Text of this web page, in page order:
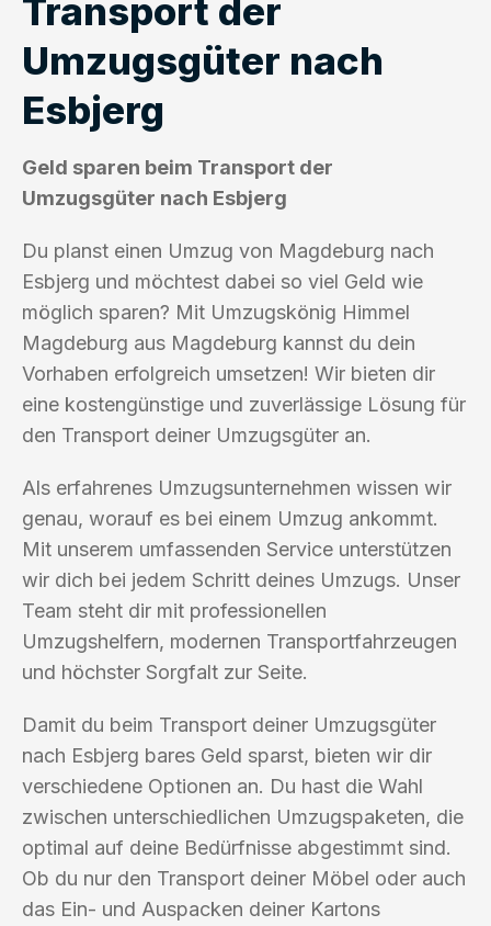
Transport der
Umzugsgüter nach
Esbjerg
Geld sparen beim Transport der
Umzugsgüter nach Esbjerg
Du planst einen Umzug von Magdeburg nach
Esbjerg und möchtest dabei so viel Geld wie
möglich sparen? Mit Umzugskönig Himmel
Magdeburg aus Magdeburg kannst du dein
Vorhaben erfolgreich umsetzen! Wir bieten dir
eine kostengünstige und zuverlässige Lösung für
den Transport deiner Umzugsgüter an.
Als erfahrenes Umzugsunternehmen wissen wir
genau, worauf es bei einem Umzug ankommt.
Mit unserem umfassenden Service unterstützen
wir dich bei jedem Schritt deines Umzugs. Unser
Team steht dir mit professionellen
Umzugshelfern, modernen Transportfahrzeugen
und höchster Sorgfalt zur Seite.
Damit du beim Transport deiner Umzugsgüter
nach Esbjerg bares Geld sparst, bieten wir dir
verschiedene Optionen an. Du hast die Wahl
zwischen unterschiedlichen Umzugspaketen, die
optimal auf deine Bedürfnisse abgestimmt sind.
Ob du nur den Transport deiner Möbel oder auch
das Ein- und Auspacken deiner Kartons